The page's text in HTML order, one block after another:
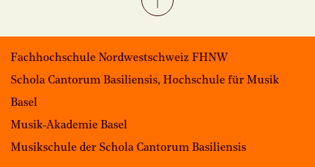
Fachhochschule Nordwestschweiz FHNW
Schola Cantorum Basiliensis, Hochschule für Musik
Basel
Musik-Akademie Basel
Musikschule der Schola Cantorum Basiliensis